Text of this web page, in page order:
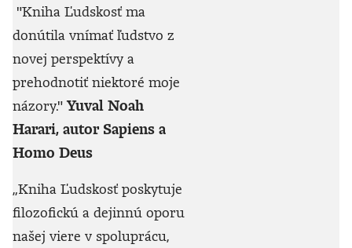
"Kniha Ľudskosť ma
donútila vnímať ľudstvo z
novej perspektívy a
prehodnotiť niektoré moje
názory."Yuval Noah
Harari, autor Sapiens a
Homo Deus
„Kniha Ľudskosť poskytuje
filozofickú a dejinnú oporu
našej viere v spoluprácu,